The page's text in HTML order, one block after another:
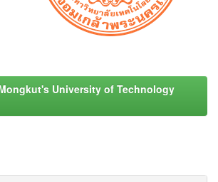
University of Technology